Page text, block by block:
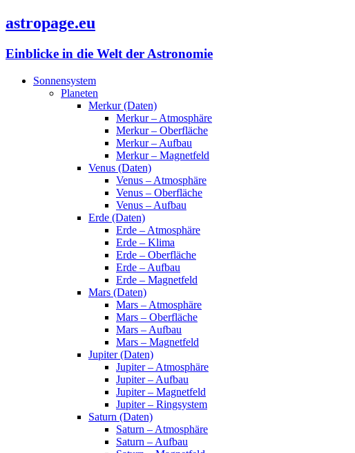
astropage.eu
Einblicke in die Welt der Astronomie
Sonnensystem
Planeten
Merkur (Daten)
Merkur – Atmosphäre
Merkur – Oberfläche
Merkur – Aufbau
Merkur – Magnetfeld
Venus (Daten)
Venus – Atmosphäre
Venus – Oberfläche
Venus – Aufbau
Erde (Daten)
Erde – Atmosphäre
Erde – Klima
Erde – Oberfläche
Erde – Aufbau
Erde – Magnetfeld
Mars (Daten)
Mars – Atmosphäre
Mars – Oberfläche
Mars – Aufbau
Mars – Magnetfeld
Jupiter (Daten)
Jupiter – Atmosphäre
Jupiter – Aufbau
Jupiter – Magnetfeld
Jupiter – Ringsystem
Saturn (Daten)
Saturn – Atmosphäre
Saturn – Aufbau